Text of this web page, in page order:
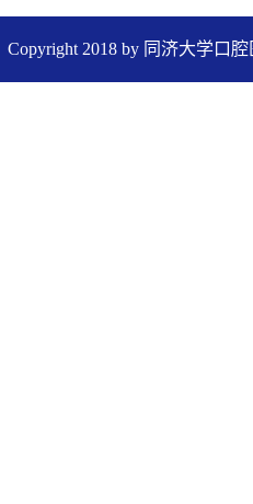
Copyright 2018 by 同济大学口